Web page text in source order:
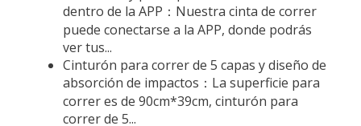
dentro de la APP：Nuestra cinta de correr
puede conectarse a la APP, donde podrás
ver tus...
Cinturón para correr de 5 capas y diseño de
absorción de impactos：La superficie para
correr es de 90cm*39cm, cinturón para
correr de 5...